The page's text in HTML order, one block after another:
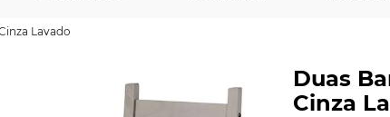
Lavado
Duas
Cinza